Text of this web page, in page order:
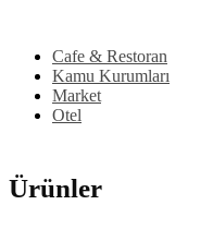
Cafe & Restoran
Kamu Kurumları
Market
Otel
Ürünler